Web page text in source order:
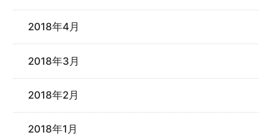
2018年4月
2018年3月
2018年2月
2018年1月